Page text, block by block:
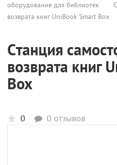
оборудование для библиотек
возврата книг UniBook Smart Box
Cтанция
возврата книг
Box
0 0 отзывов